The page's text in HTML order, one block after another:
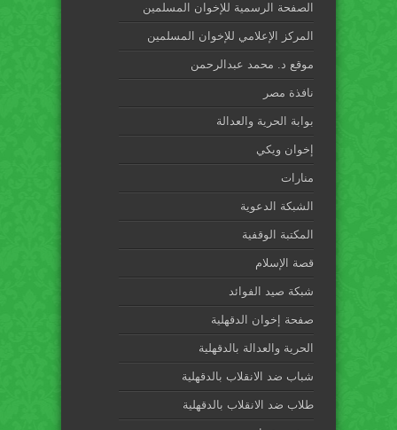
الصفحة الرسمية للإخوان المسلمين
المركز الإعلامي للإخوان المسلمين
موقع د. محمد عبدالرحمن
نافذة مصر
بوابة الحرية والعدالة
إخوان ويكي
منارات
الشبكة الدعوية
المكتبة الوقفية
قصة الإسلام
شبكة صيد الفوائد
صفحة إخوان الدقهلية
الحرية والعدالة بالدقهلية
شباب ضد الانقلاب بالدقهلية
طلاب ضد الانقلاب بالدقهلية